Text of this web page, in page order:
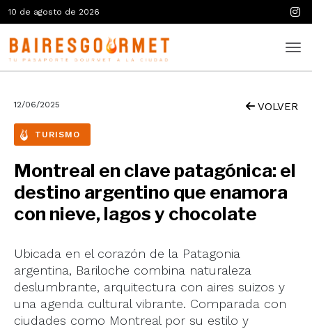
10 de agosto de 2026
12/06/2025 VOLVER
TURISMO
Montreal en clave patagónica: el
destino argentino que enamora
con nieve, lagos y chocolate
Ubicada en el corazón de la Patagonia
argentina, Bariloche combina naturaleza
deslumbrante, arquitectura con aires suizos y
una agenda cultural vibrante. Comparada con
ciudades como Montreal por su estilo y